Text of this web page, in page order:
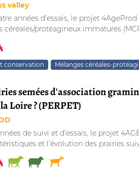
valley
années d’essais, le projet
céréales/protéagineux immatures
conservation Mélanges céréales-
semées d'association
Loire ? (PERPET)
de suivi et d’essais, le projet
et l’évolution des prairies